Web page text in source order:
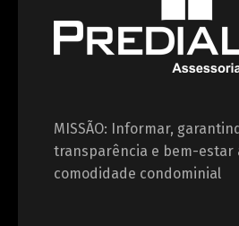
MISSÃO: Informar,
transparência e bem-estar
comodidade condominial